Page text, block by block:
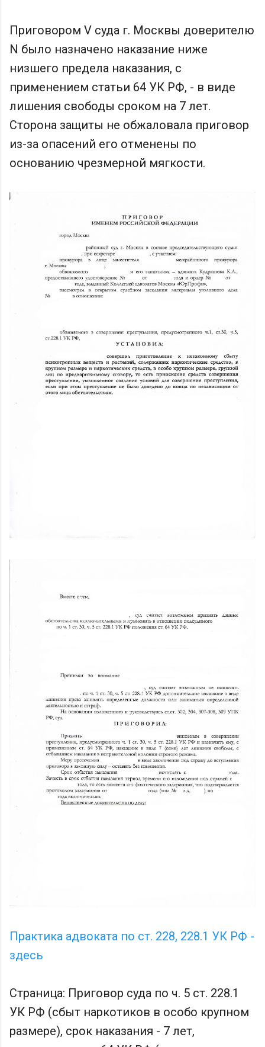
Приговором V суда г. Москвы доверителю
N было назначено наказание ниже
низшего предела наказания, с
применением статьи 64 УК РФ, - в виде
лишения свободы сроком на 7 лет.
Сторона защиты не обжаловала приговор
из-за опасений его отменены по
основанию чрезмерной мягкости.
Практика адвоката по ст. 228, 228.1 УК РФ -
здесь
Страница: Приговор суда по ч. 5 ст. 228.1
УК РФ (сбыт наркотиков в особо крупном
размере), срок наказания - 7 лет,